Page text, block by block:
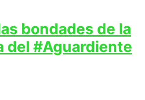
bondades de la
del #Aguardiente